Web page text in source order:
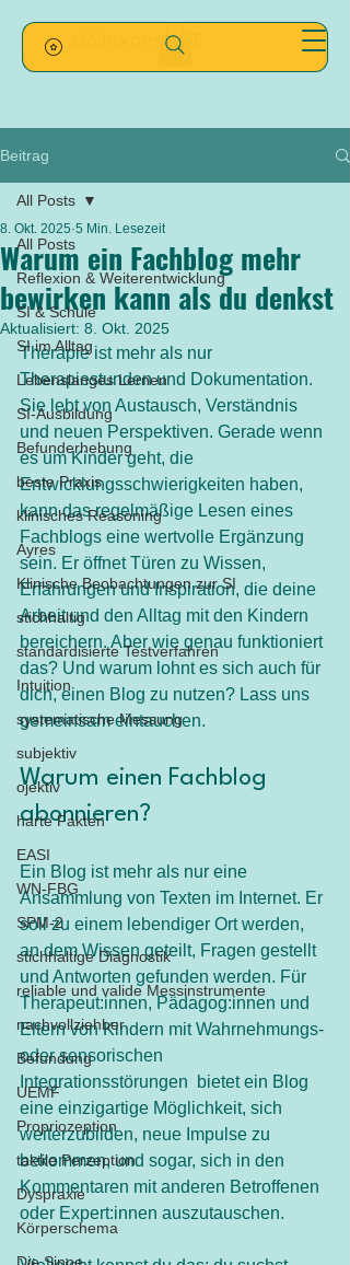
@SIexpertsDE
Beitrag
All Posts
Reflexion & Weiterentwicklung
SI & Schule
SI im Alltag
Lebenslanges Lernen
SI-Ausbildung
Befunderhebung
beste Praxis
klinisches Reasoning
Ayres
Klinische Beobachtungen zur SI
stichhaltig
standardisierte Testverfahren
Intuition
systematische Messung
subjektiv
ojektiv
harte Fakten
EASI
WN-FBG
SPM-2
stichhaltige Diagnostik
reliable und valide Messinstrumente
nachvollziehber
Befundung
UEMF
Propriozeption
taktile Perzeption
Dyspraxie
Körperschema
All Posts
Warum ein Fachblog mehr
bewirken kann als du denkst
8. Okt. 2025 5 Min. Lesezeit
Aktualisiert: 8. Okt. 2025
Therapie ist mehr als nur
Therapiestunden und Dokumentation.
Sie lebt von Austausch, Verständnis
und neuen Perspektiven. Gerade wenn
es um Kinder geht, die
Entwicklungsschwierigkeiten haben,
kann das regelmäßige Lesen eines
Fachblogs eine wertvolle Ergänzung
sein. Er öffnet Türen zu Wissen,
Erfahrungen und Inspiration, die deine
Arbeit und den Alltag mit den Kindern
bereichern. Aber wie genau funktioniert
das? Und warum lohnt es sich auch für
dich, einen Blog zu nutzen? Lass uns
gemeinsam eintauchen.
Warum einen Fachblog
abonnieren?
Ein Blog ist mehr als nur eine
Ansammlung von Texten im Internet. Er
soll zu einem lebendiger Ort werden,
an dem Wissen geteilt, Fragen gestellt
und Antworten gefunden werden. Für
Therapeut:innen, Pädagog:innen und
Eltern von Kindern mit Wahrnehmungs-
oder sensorischen
Integrationsstörungen  bietet ein Blog
eine einzigartige Möglichkeit, sich
weiterzubilden, neue Impulse zu
bekommen, und sogar, sich in den
Kommentaren mit anderen Betroffenen
oder Expert:innen auszutauschen.